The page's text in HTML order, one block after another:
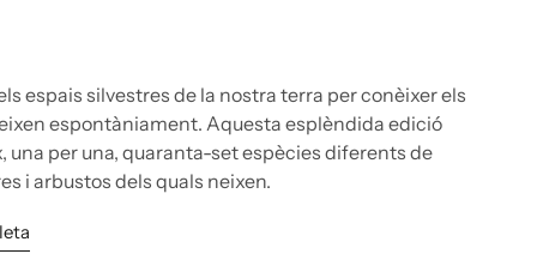
espais silvestres de la nostra terra per conèixer els
espontàniament. Aquesta esplèndida edició
una per una, quaranta-set espècies diferents de
i arbustos dels quals neixen.